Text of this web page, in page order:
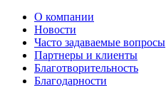
О компании
Новости
Часто задаваемые вопросы
Партнеры и клиенты
Благотворительность
Благодарности